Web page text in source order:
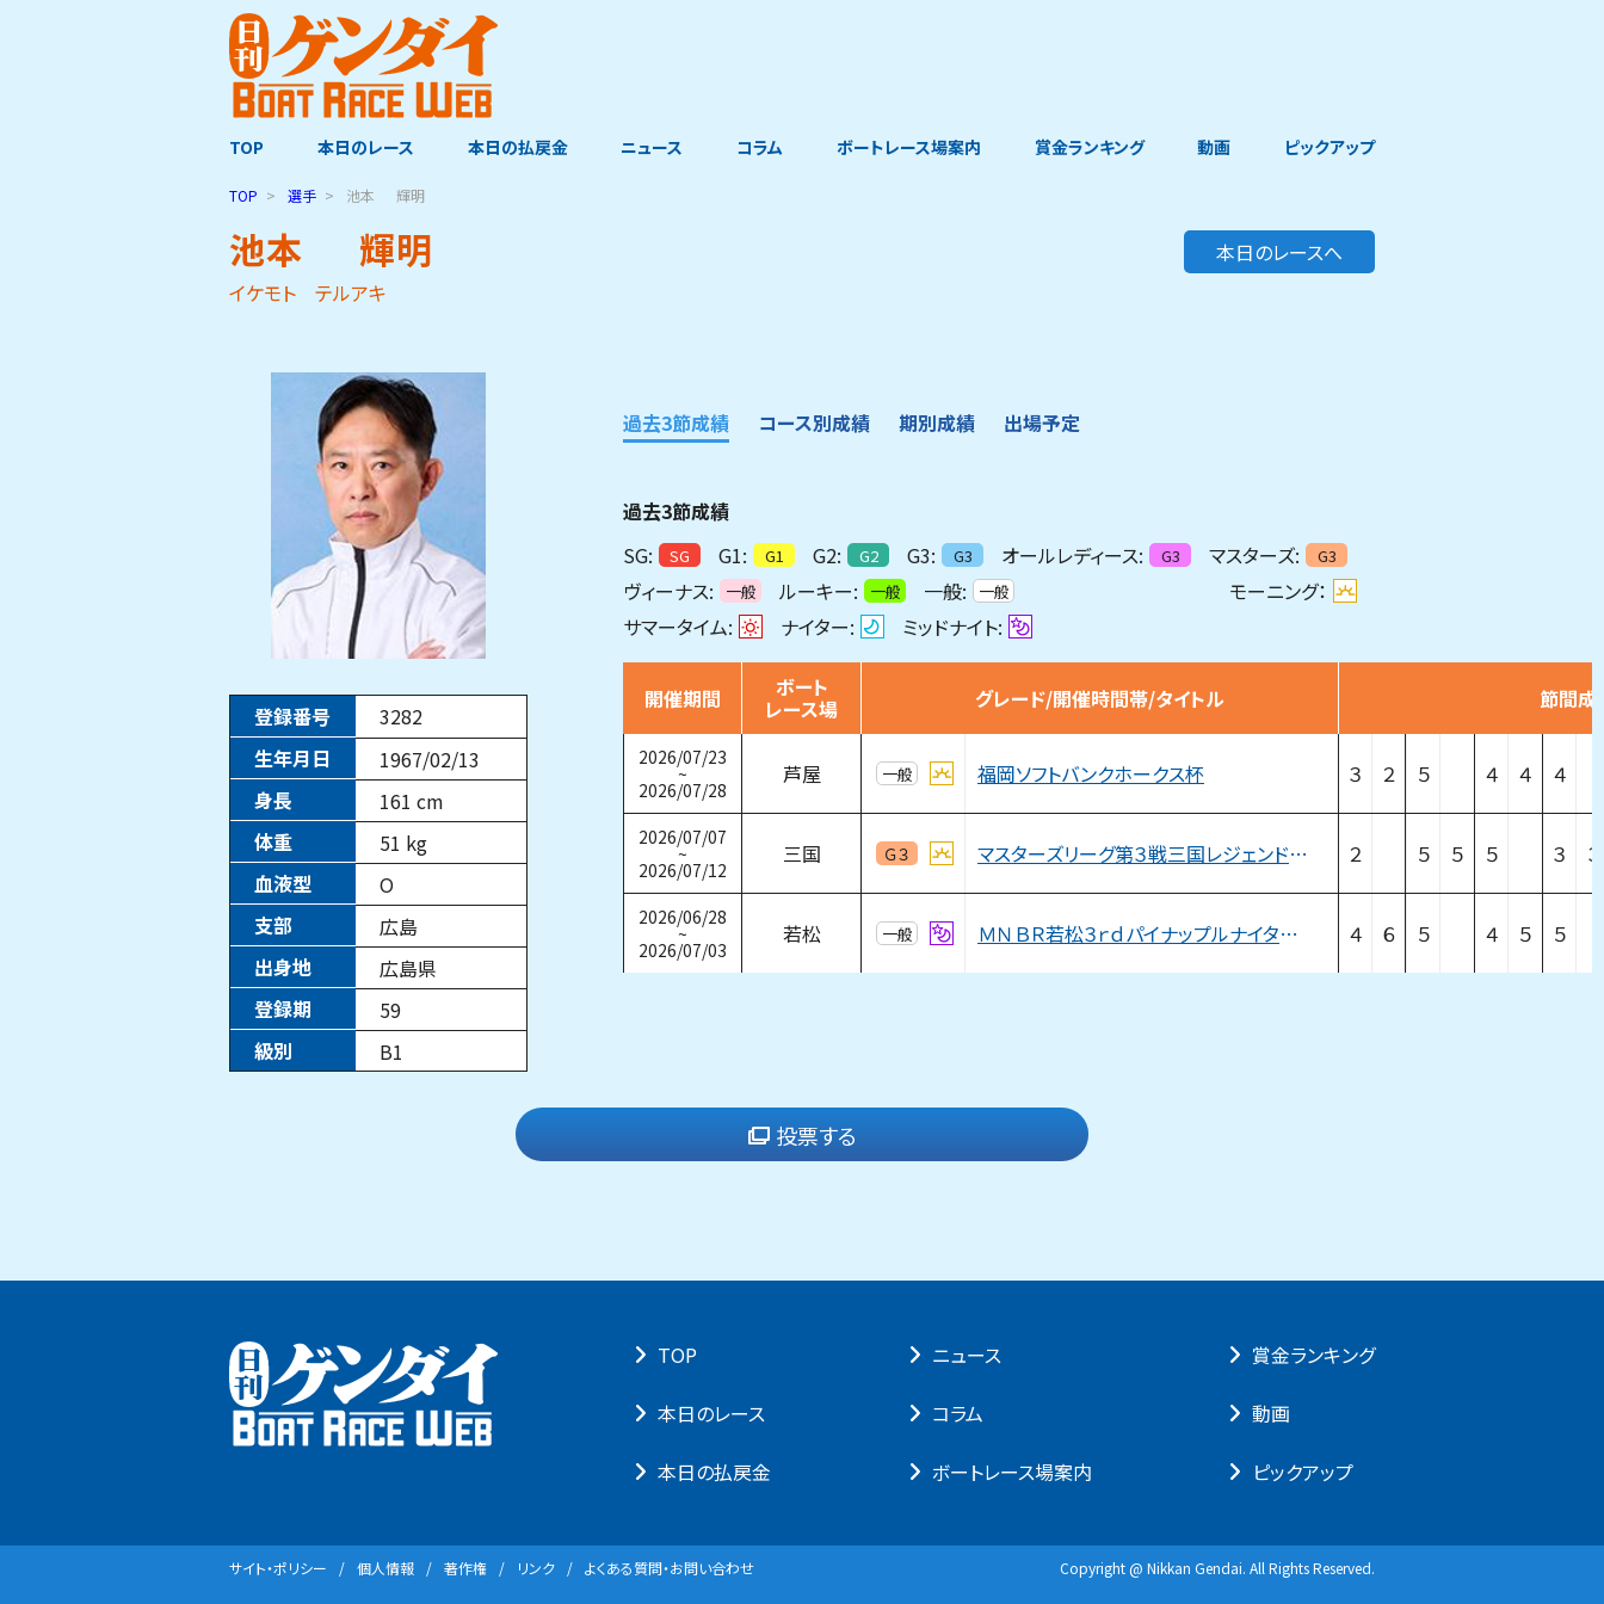
TOP 本日のレース 本日の払戻金 ニュース コラム ボートレース場案内 賞金ランキング 動画 ピックアップ
TOP 選手 池本 輝明
池本 輝明
イケモト テルアキ
本日のレースへ
登録番号
3282
生年月日
1967/02/13
身長
161 cm
体重
51 kg
血液型
O
支部
広島
出身地
広島県
登録期
59
級別
B1
過去3節成績 コース別成績 期別成績 出場予定
過去3節成績
SG:
SG G1: G1 G2: G2 G3: G3 オールレディース: G3 マスターズ: G3
ヴィーナス: 一般 ルーキー: 一般 一般: 一般
モーニング：
サマータイム:
ナイター: ミッドナイト:
開催期間 ボート
レース場 グレード/開催時間帯/タイトル 節間成
2026/07/23
~
2026/07/28
芦屋 一般 福岡ソフトバンクホークス杯 ３ ２ ５ ４ ４ ４
2026/07/07
~
2026/07/12
三国 Ｇ３ マスターズリーグ第３戦三国レジェンドカップ ２ ５ ５ ５ ３ ３
2026/06/28
~
2026/07/03
若松 一般 ＭＮＢＲ若松３ｒｄパイナップルナイターカップ ４ ６ ５ ４ ５ ５
投票する
TOP
本⽇のレース
本⽇の払戻⾦
ニュース
コラム
ボートレース場案内
賞⾦ランキング
動画
ピックアップ
サイト・ポリシー 個⼈情報 著作権 リンク よくある質問・お問い合わせ Copyright @ Nikkan Gendai. All Rights Reserved.